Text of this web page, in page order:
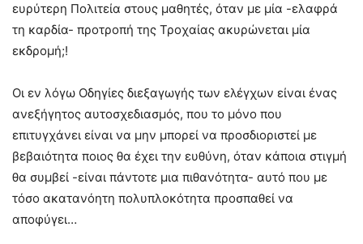
ευρύτερη Πολιτεία στους μαθητές, όταν με μία -ελαφρά
τη καρδία- προτροπή της Τροχαίας ακυρώνεται μία
εκδρομή;!
Οι εν λόγω Οδηγίες διεξαγωγής των ελέγχων είναι ένας
ανεξήγητος αυτοσχεδιασμός, που το μόνο που
επιτυγχάνει είναι να μην μπορεί να προσδιοριστεί με
βεβαιότητα ποιος θα έχει την ευθύνη, όταν κάποια στιγμή
θα συμβεί -είναι πάντοτε μια πιθανότητα- αυτό που με
τόσο ακατανόητη πολυπλοκότητα προσπαθεί να
αποφύγει…